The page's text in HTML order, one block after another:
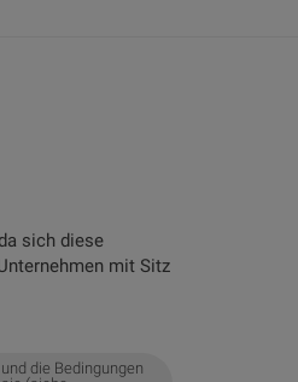
sich diese
mit Sitz
die Bedingungen